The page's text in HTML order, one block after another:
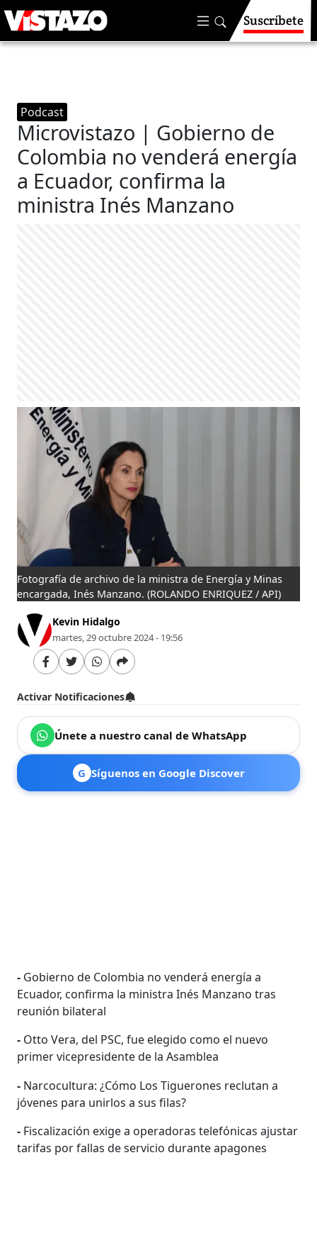
Suscríbete
Podcast
Microvistazo | Gobierno de
Colombia no venderá energía
a Ecuador, confirma la
ministra Inés Manzano
Fotografía de archivo de la ministra de Energía y Minas
encargada, Inés Manzano. (ROLANDO ENRIQUEZ / API)
Kevin Hidalgo
martes, 29 octubre 2024 - 19:56
Activar Notificaciones
Únete a nuestro canal de WhatsApp
G Síguenos en Google Discover
- Gobierno de Colombia no venderá energía a
Ecuador, confirma la ministra Inés Manzano tras
reunión bilateral
- Otto Vera, del PSC, fue elegido como el nuevo
primer vicepresidente de la Asamblea
- Narcocultura: ¿Cómo Los Tiguerones reclutan a
jóvenes para unirlos a sus filas?
- Fiscalización exige a operadoras telefónicas ajustar
tarifas por fallas de servicio durante apagones